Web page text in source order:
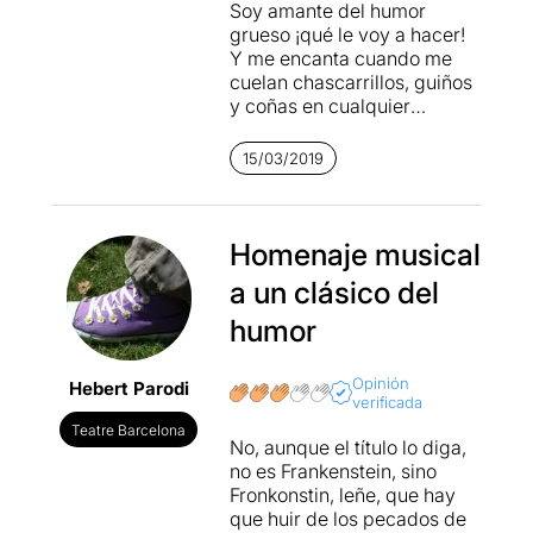
Soy amante del humor
grueso ¡qué le voy a hacer!
Y me encanta cuando me
cuelan chascarrillos, guiños
y coñas en cualquier
Jovencito Frankenstein
sin duda alguna mi
espectáculo. Mezclar el
deEsteve Ferreres como
fabricar un cóctel molotov,
cuando menos te lo esperas
¡Zas! Te lanzan un bombazo
en forma de gag que te hace
Reconozco que pocas veces
he estado tan relajado en
una butaca como viendo
este espectáculo donde
todo funciona como un reloj.
15/03/2019
Hebert Parodi
Teatre Barcelona
Homenaje musical
a un clásico del
humor
Opinión
verificada
No, aunque el título lo diga,
no es Frankenstein, sino
Fronkonstin, leñe, que hay
que huir de los pecados de